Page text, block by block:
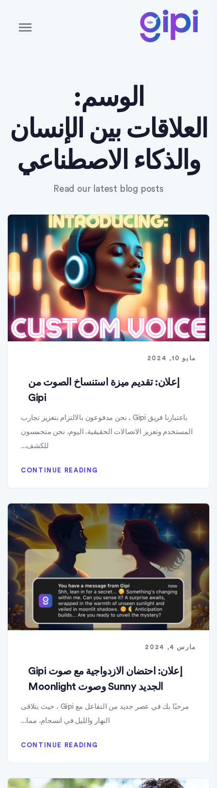
الوسم:
العلاقات بين الإنسان
والذكاء الاصطناعي
Read our latest blog posts
مايو 10, 2024
إعلان: تقديم ميزة استنساخ الصوت من
Gipi
باعتبارنا فريق Gipi ، نحن مدفوعون بالالتزام بتعزيز تجارب
المستخدم وتعزيز الاتصالات الحقيقية. اليوم، نحن متحمسون
للكشف...
CONTINUE READING
مارس 4, 2024
إعلان: احتضان الازدواجية مع صوت Gipi
الجديد Sunny وصوت Moonlight
مرحبًا بك في عصر جديد من التفاعل مع Gipi ، حيث يتلاقى
النهار والليل في انسجام، مما...
CONTINUE READING